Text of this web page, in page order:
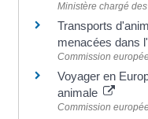
Ministère chargé
Transports
menacées dans
Commission
Voyager en
animale
Commission